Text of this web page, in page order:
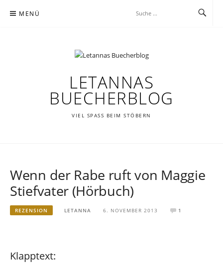
Inhalt MENÜ
LETANNAS
BUECHERBLOG
VIEL SPASS BEIM STÖBERN
Wenn der Rabe ruft von Maggie
Stiefvater (Hörbuch)
REZENSION LETANNA 6. NOVEMBER 2013 1
Klapptext: